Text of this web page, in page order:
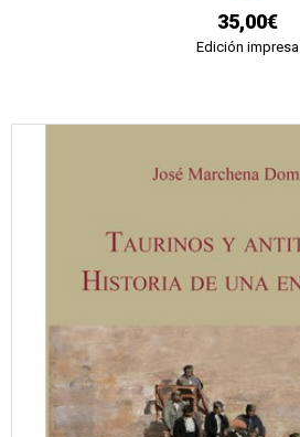
35,00€
Edición impresa